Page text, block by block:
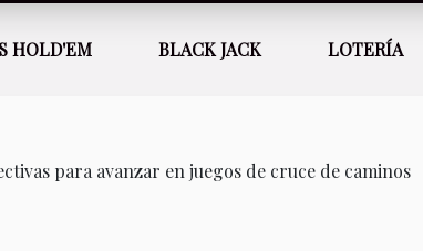
HOLD'EM BLACK JACK LOTERÍA
para avanzar en juegos de cruce de caminos